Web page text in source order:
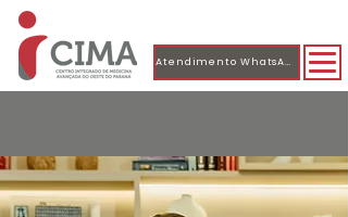
Atendimento WhatsApp